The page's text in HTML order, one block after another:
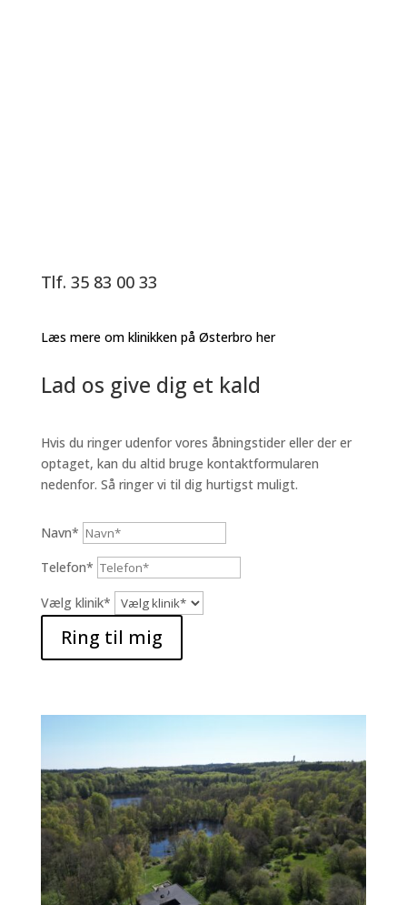
Tlf. 35 83 00 33
Læs mere om klinikken på Østerbro her
Lad os give dig et kald
Hvis du ringer udenfor vores åbningstider eller der er
optaget, kan du altid bruge kontaktformularen
nedenfor. Så ringer vi til dig hurtigst muligt.
Navn*
Telefon*
Vælg klinik*
Ring til mig